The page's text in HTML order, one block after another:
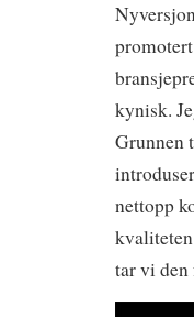
kynisk.
Grunnen
nettopp
tar vi den